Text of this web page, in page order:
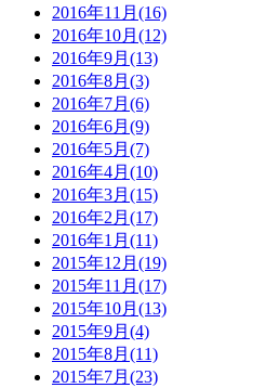
2016年11月(16)
2016年10月(12)
2016年9月(13)
2016年8月(3)
2016年7月(6)
2016年6月(9)
2016年5月(7)
2016年4月(10)
2016年3月(15)
2016年2月(17)
2016年1月(11)
2015年12月(19)
2015年11月(17)
2015年10月(13)
2015年9月(4)
2015年8月(11)
2015年7月(23)